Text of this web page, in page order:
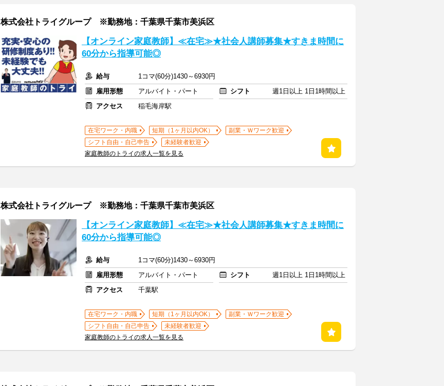
株式会社トライグループ ※勤務地：千葉県千葉市美浜区
【オンライン家庭教師】≪在宅≫★社会人講師募集★すきま時間に
60分から指導可能◎
給与
1コマ(60分)1430～6930円
雇用形態
アルバイト・パート シフト
週1日以上 1日1時間以上
アクセス
稲毛海岸駅
在宅ワーク・内職 短期（1ヶ月以内OK）
副業・Ｗワーク歓迎
シフト自由・自己申告
未経験者歓迎
家庭教師のトライの求人一覧を見る
株式会社トライグループ ※勤務地：千葉県千葉市美浜区
【オンライン家庭教師】≪在宅≫★社会人講師募集★すきま時間に
60分から指導可能◎
給与
1コマ(60分)1430～6930円
雇用形態
アルバイト・パート シフト
週1日以上 1日1時間以上
アクセス
千葉駅
在宅ワーク・内職 短期（1ヶ月以内OK）
副業・Ｗワーク歓迎
シフト自由・自己申告
未経験者歓迎
家庭教師のトライの求人一覧を見る